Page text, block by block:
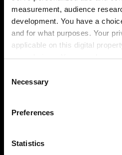
measurement, audience
development. You have a
and for what purposes. Your
applicable on this digital
your choices. You can change
the Privacy trigger icon.
Collect information
meters
Selection
Necessary
Preferences
Statistics
Redesbaste integrado